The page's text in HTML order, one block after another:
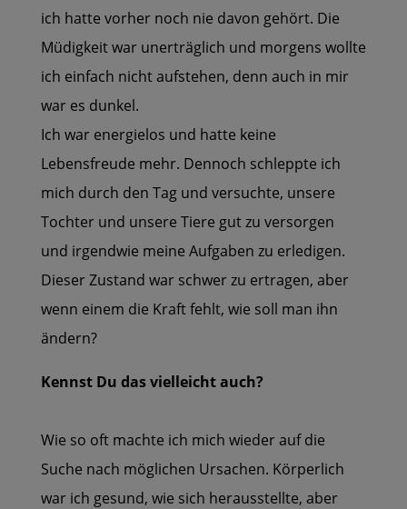
ich hatte vorher noch nie davon gehört. Die
Müdigkeit war unerträglich und morgens wollte
ich einfach nicht aufstehen, denn auch in mir
war es dunkel.
Ich war energielos und hatte keine
Lebensfreude mehr. Dennoch schleppte ich
mich durch den Tag und versuchte, unsere
Tochter und unsere Tiere gut zu versorgen
und irgendwie meine Aufgaben zu erledigen.
Dieser Zustand war schwer zu ertragen, aber
wenn einem die Kraft fehlt, wie soll man ihn
ändern?
Kennst Du das vielleicht auch?
Wie so oft machte ich mich wieder auf die
Suche nach möglichen Ursachen. Körperlich
war ich gesund, wie sich herausstellte, aber